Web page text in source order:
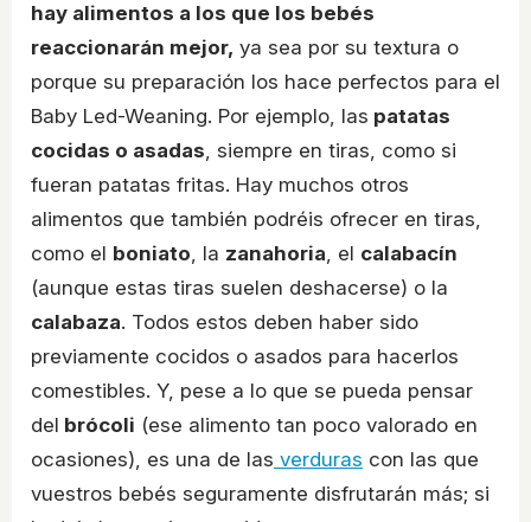
hay alimentos a los que los bebés
reaccionarán mejor, ya sea por su textura o
porque su preparación los hace perfectos para el
Baby Led-Weaning. Por ejemplo, las patatas
cocidas o asadas, siempre en tiras, como si
fueran patatas fritas. Hay muchos otros
alimentos que también podréis ofrecer en tiras,
como el boniato, la zanahoria, el calabacín
(aunque estas tiras suelen deshacerse) o la
calabaza. Todos estos deben haber sido
previamente cocidos o asados para hacerlos
comestibles. Y, pese a lo que se pueda pensar
del brócoli (ese alimento tan poco valorado en
ocasiones), es una de las verduras con las que
vuestros bebés seguramente disfrutarán más; si